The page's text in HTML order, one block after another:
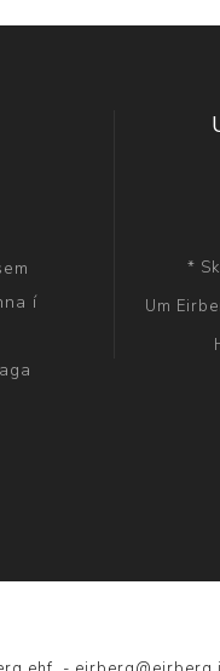
í
*
Um